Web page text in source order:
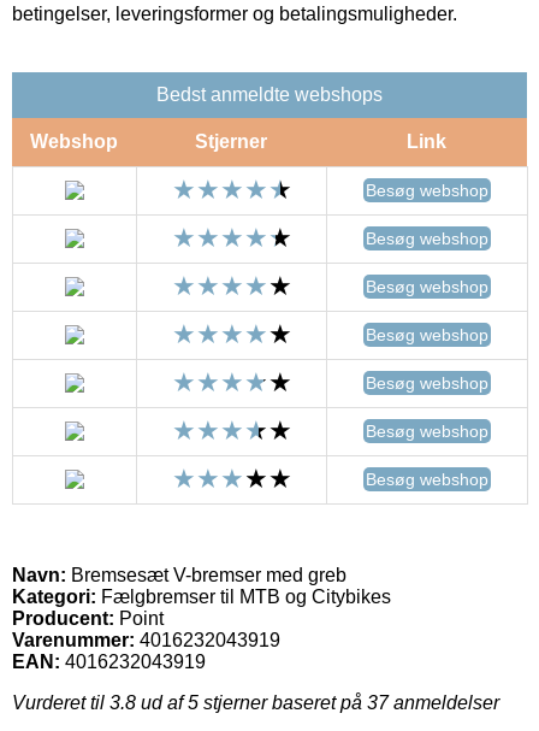
betingelser, leveringsformer og betalingsmuligheder.
Bedst anmeldte webshops
Webshop Stjerner Link
Besøg webshop
Besøg webshop
Besøg webshop
Besøg webshop
Besøg webshop
Besøg webshop
Besøg webshop
Navn: Bremsesæt V-bremser med greb
Kategori: Fælgbremser til MTB og Citybikes
Producent: Point
Varenummer: 4016232043919
EAN: 4016232043919
Vurderet til 3.8 ud af 5 stjerner baseret på 37anmeldelser